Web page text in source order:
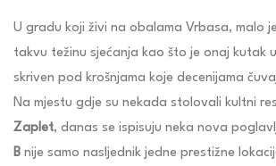
U gradu koji živi na obalama Vrbasa, malo
takvu težinu sjećanja kao što je onaj kutak
skriven pod krošnjama koje decenijama
Na mjestu gdje su nekada stolovali kultni
Zaplet, danas se ispisuju neka nova
B nije samo nasljednik jedne prestižne